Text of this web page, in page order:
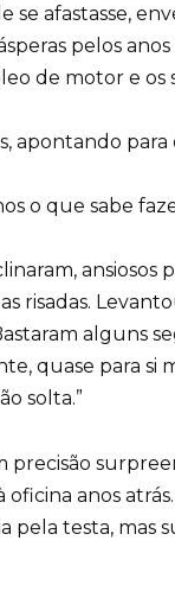
se afastasse,
pelos
de motor e
apontando
o que sabe
risadas.
alguns
quase para si
solta.”
precisão
anos
pela testa, mas